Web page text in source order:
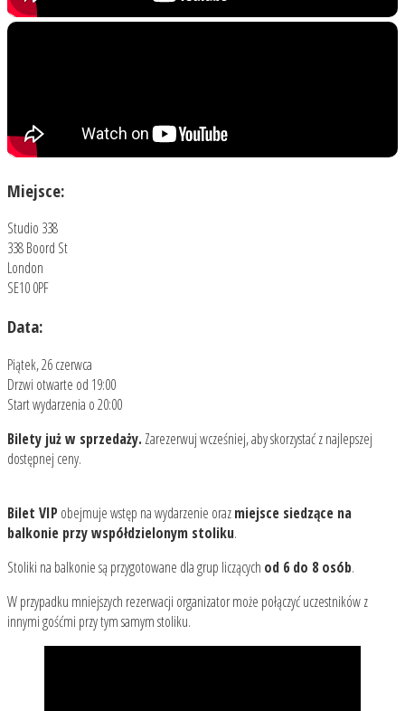
Miejsce:
Studio 338
338 Boord St
London
SE10 0PF
Data:
Piątek, 26 czerwca
Drzwi otwarte od 19:00
Start wydarzenia o 20:00
Bilety już w sprzedaży. Zarezerwuj wcześniej, aby skorzystać z najlepszej
dostępnej ceny.
Bilet VIP obejmuje wstęp na wydarzenie orazmiejsce siedzące na
balkonie przy współdzielonym stoliku.
Stoliki na balkonie są przygotowane dla grup liczących od 6 do 8 osób.
W przypadku mniejszych rezerwacji organizator może połączyć uczestników z
innymi gośćmi przy tym samym stoliku.